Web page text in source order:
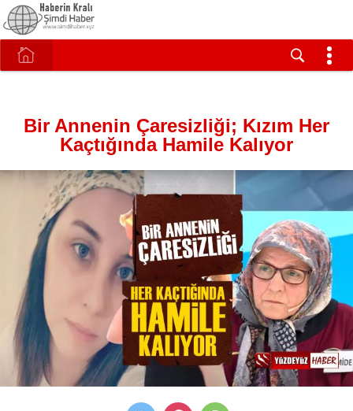
Bir Annenin Çaresizliği; Kızım Her
Kaçtığında Hamile Kalıyor